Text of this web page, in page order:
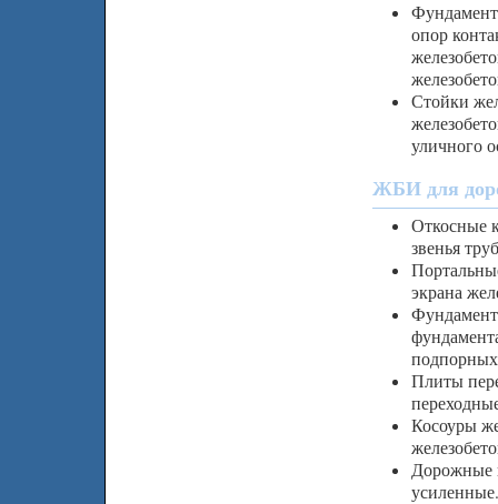
опор
Стойки
уличного
ЖБИ для
Откосные
звенья
экрана
Плиты
Косоуры
Дорожные
усиленные.